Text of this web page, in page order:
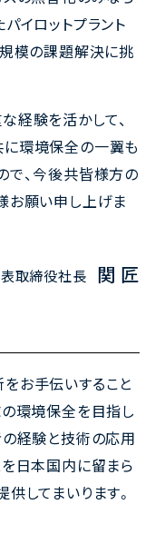
イロットプラント
模の課題解決に挑
経験を活かして、
環境保全の一翼も
で、今後共皆様方の
お願い申し上げま
取締役社長 関 匠
お手伝いすること
環境保全を目指し
の経験と技術の応用
日本国内に留まら
してまいります。